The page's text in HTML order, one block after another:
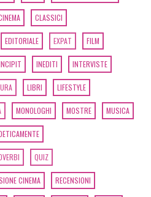
CLASSICI
EDITORIALE EXPAT FILM
INEDITI INTERVISTE
LIBRI LIFESTYLE
MONOLOGHI MOSTRE MUSICA
QUIZ
CINEMA RECENSIONI